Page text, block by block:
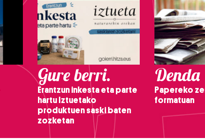
Gure berri.
Erantzun inkesta eta parte
hartu Iztuetako
produktuen saski baten
zozketan
Denda
Papereko
formatuan